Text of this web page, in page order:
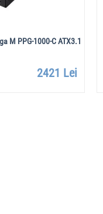
M PPG-1000-C ATX3.1
2421 Lei